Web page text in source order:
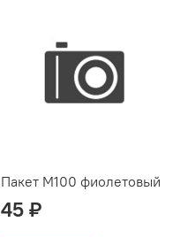
Пакет М100 фиолетовый
45 ₽